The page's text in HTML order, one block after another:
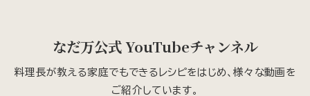
なだ万公式 YouTubeチャンネル
料理長が教える家庭でもできるレシピをはじめ、様々な動画を
ご紹介しています。